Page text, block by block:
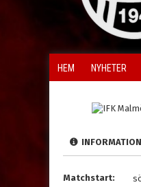
HEM NYHETER
INFORMATION
Matchstart: